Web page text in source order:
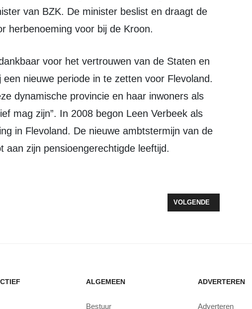
van BZK. De minister beslist en draagt de
herbenoeming voor bij de Kroon.
nieuwe periode in te zetten voor Flevoland.
dynamische provincie en haar inwoners als
mag zijn”. In 2008 begon Leen Verbeek als
in Flevoland. De nieuwe ambtstermijn van de
aan zijn pensioengerechtigde leeftijd.
WEER TERUG IN DE GEMEENTERAAD VOLGENDE ARTIKEL:
VOLGENDE
ALGEMEEN
Bestuur
ADVERTEREN
Adverteren